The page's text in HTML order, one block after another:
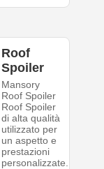
Roof
Spoiler
Mansory
Roof Spoiler
Roof Spoiler
di alta qualità
utilizzato per
un aspetto e
prestazioni
personalizzate.